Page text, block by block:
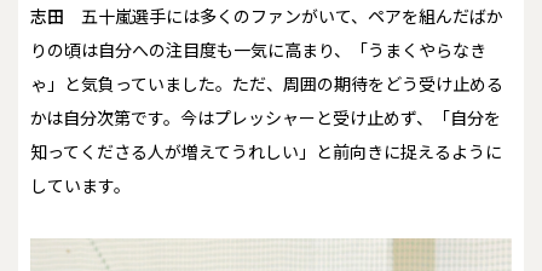
志田
五十嵐選手には多くのファンがいて、ペアを組んだばか
りの頃は自分への注目度も一気に高まり、「うまくやらなき
ゃ」と気負っていました。ただ、周囲の期待をどう受け止める
かは自分次第です。今はプレッシャーと受け止めず、「自分を
知ってくださる人が増えてうれしい」と前向きに捉えるように
しています。